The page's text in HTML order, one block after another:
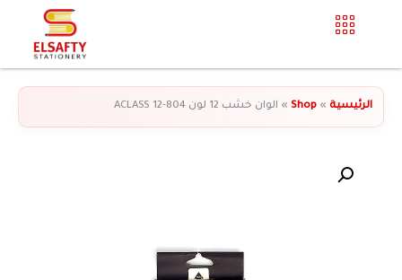
الرئيسية »
Shop
» الوان خشب 12 لون 804-12 ACLASS